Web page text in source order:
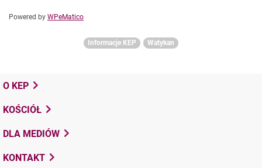
Powered by WPeMatico
Informacje KEP Watykan
O KEP
KOŚCIÓŁ
DLA MEDIÓW
KONTAKT